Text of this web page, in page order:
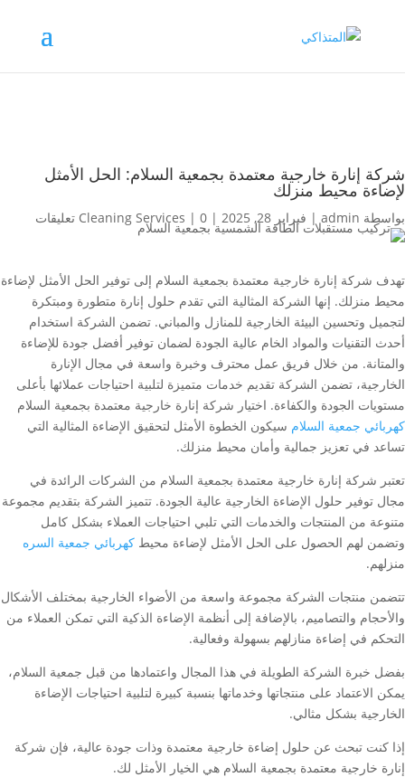
شركة إنارة خارجية معتمدة بجمعية السلام: الحل الأمثل
لإضاءة محيط منزلك
بواسطة admin
| فبراير 28, 2025 |
Cleaning Services | 0 تعليقات
تهدف شركة إنارة خارجية معتمدة بجمعية السلام إلى توفير الحل الأمثل لإضاءة
محيط منزلك. إنها الشركة المثالية التي تقدم حلول إنارة متطورة ومبتكرة
لتجميل وتحسين البيئة الخارجية للمنازل والمباني. تضمن الشركة استخدام
أحدث التقنيات والمواد الخام عالية الجودة لضمان توفير أفضل جودة للإضاءة
والمتانة. من خلال فريق عمل محترف وخبرة واسعة في مجال الإنارة
الخارجية، تضمن الشركة تقديم خدمات متميزة لتلبية احتياجات عملائها بأعلى
مستويات الجودة والكفاءة. اختيار شركة إنارة خارجية معتمدة بجمعية السلام
كهربائي جمعية السلام سيكون الخطوة الأمثل لتحقيق الإضاءة المثالية التي
تساعد في تعزيز جمالية وأمان محيط منزلك.
تعتبر شركة إنارة خارجية معتمدة بجمعية السلام من الشركات الرائدة في
مجال توفير حلول الإضاءة الخارجية عالية الجودة. تتميز الشركة بتقديم مجموعة
متنوعة من المنتجات والخدمات التي تلبي احتياجات العملاء بشكل كامل
وتضمن لهم الحصول على الحل الأمثل لإضاءة محيط كهربائي جمعية السره
منزلهم.
تتضمن منتجات الشركة مجموعة واسعة من الأضواء الخارجية بمختلف الأشكال
والأحجام والتصاميم، بالإضافة إلى أنظمة الإضاءة الذكية التي تمكن العملاء من
التحكم في إضاءة منازلهم بسهولة وفعالية.
بفضل خبرة الشركة الطويلة في هذا المجال واعتمادها من قبل جمعية السلام،
يمكن الاعتماد على منتجاتها وخدماتها بنسبة كبيرة لتلبية احتياجات الإضاءة
الخارجية بشكل مثالي.
إذا كنت تبحث عن حلول إضاءة خارجية معتمدة وذات جودة عالية، فإن شركة
إنارة خارجية معتمدة بجمعية السلام هي الخيار الأمثل لك.